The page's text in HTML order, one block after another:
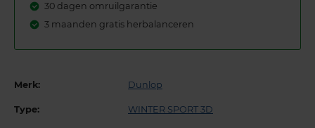
30 dagen omruilgarantie
3 maanden gratis herbalanceren
Merk: Dunlop
Type: WINTER SPORT 3D